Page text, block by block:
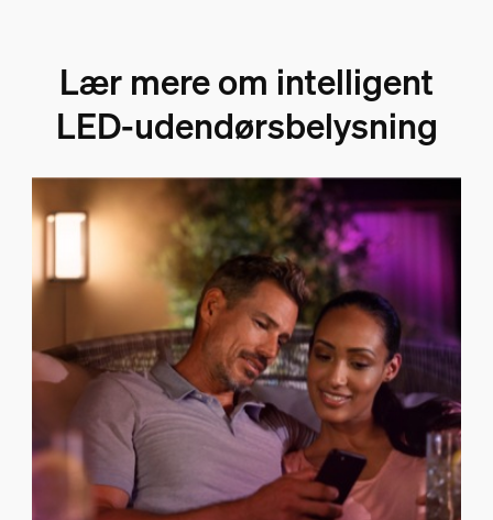
Lær mere om intelligent
LED-udendørsbelysning